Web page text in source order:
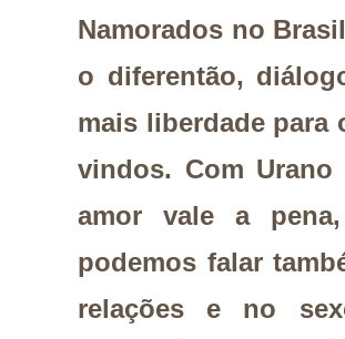
Namorados no
o diferentão,
mais liberdade para
vindos. Com
amor vale a
podemos falar
relações e no